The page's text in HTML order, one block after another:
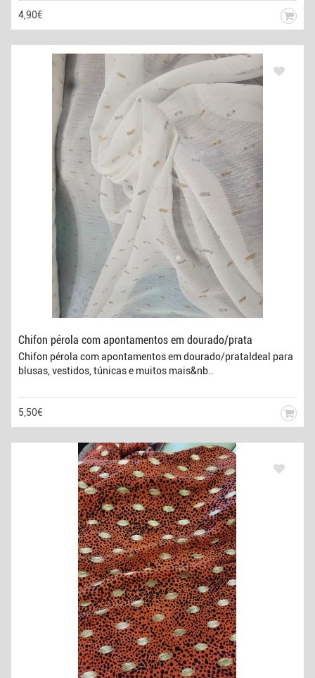
4,90€
Chifon pérola com apontamentos em dourado/prata
Chifon pérola com apontamentos em dourado/prataIdeal para
blusas, vestidos, túnicas e muitos mais&nb..
5,50€